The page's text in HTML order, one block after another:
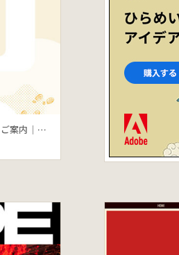
令和6年度小学校教科書（道徳・保健）のご案内｜光文書院